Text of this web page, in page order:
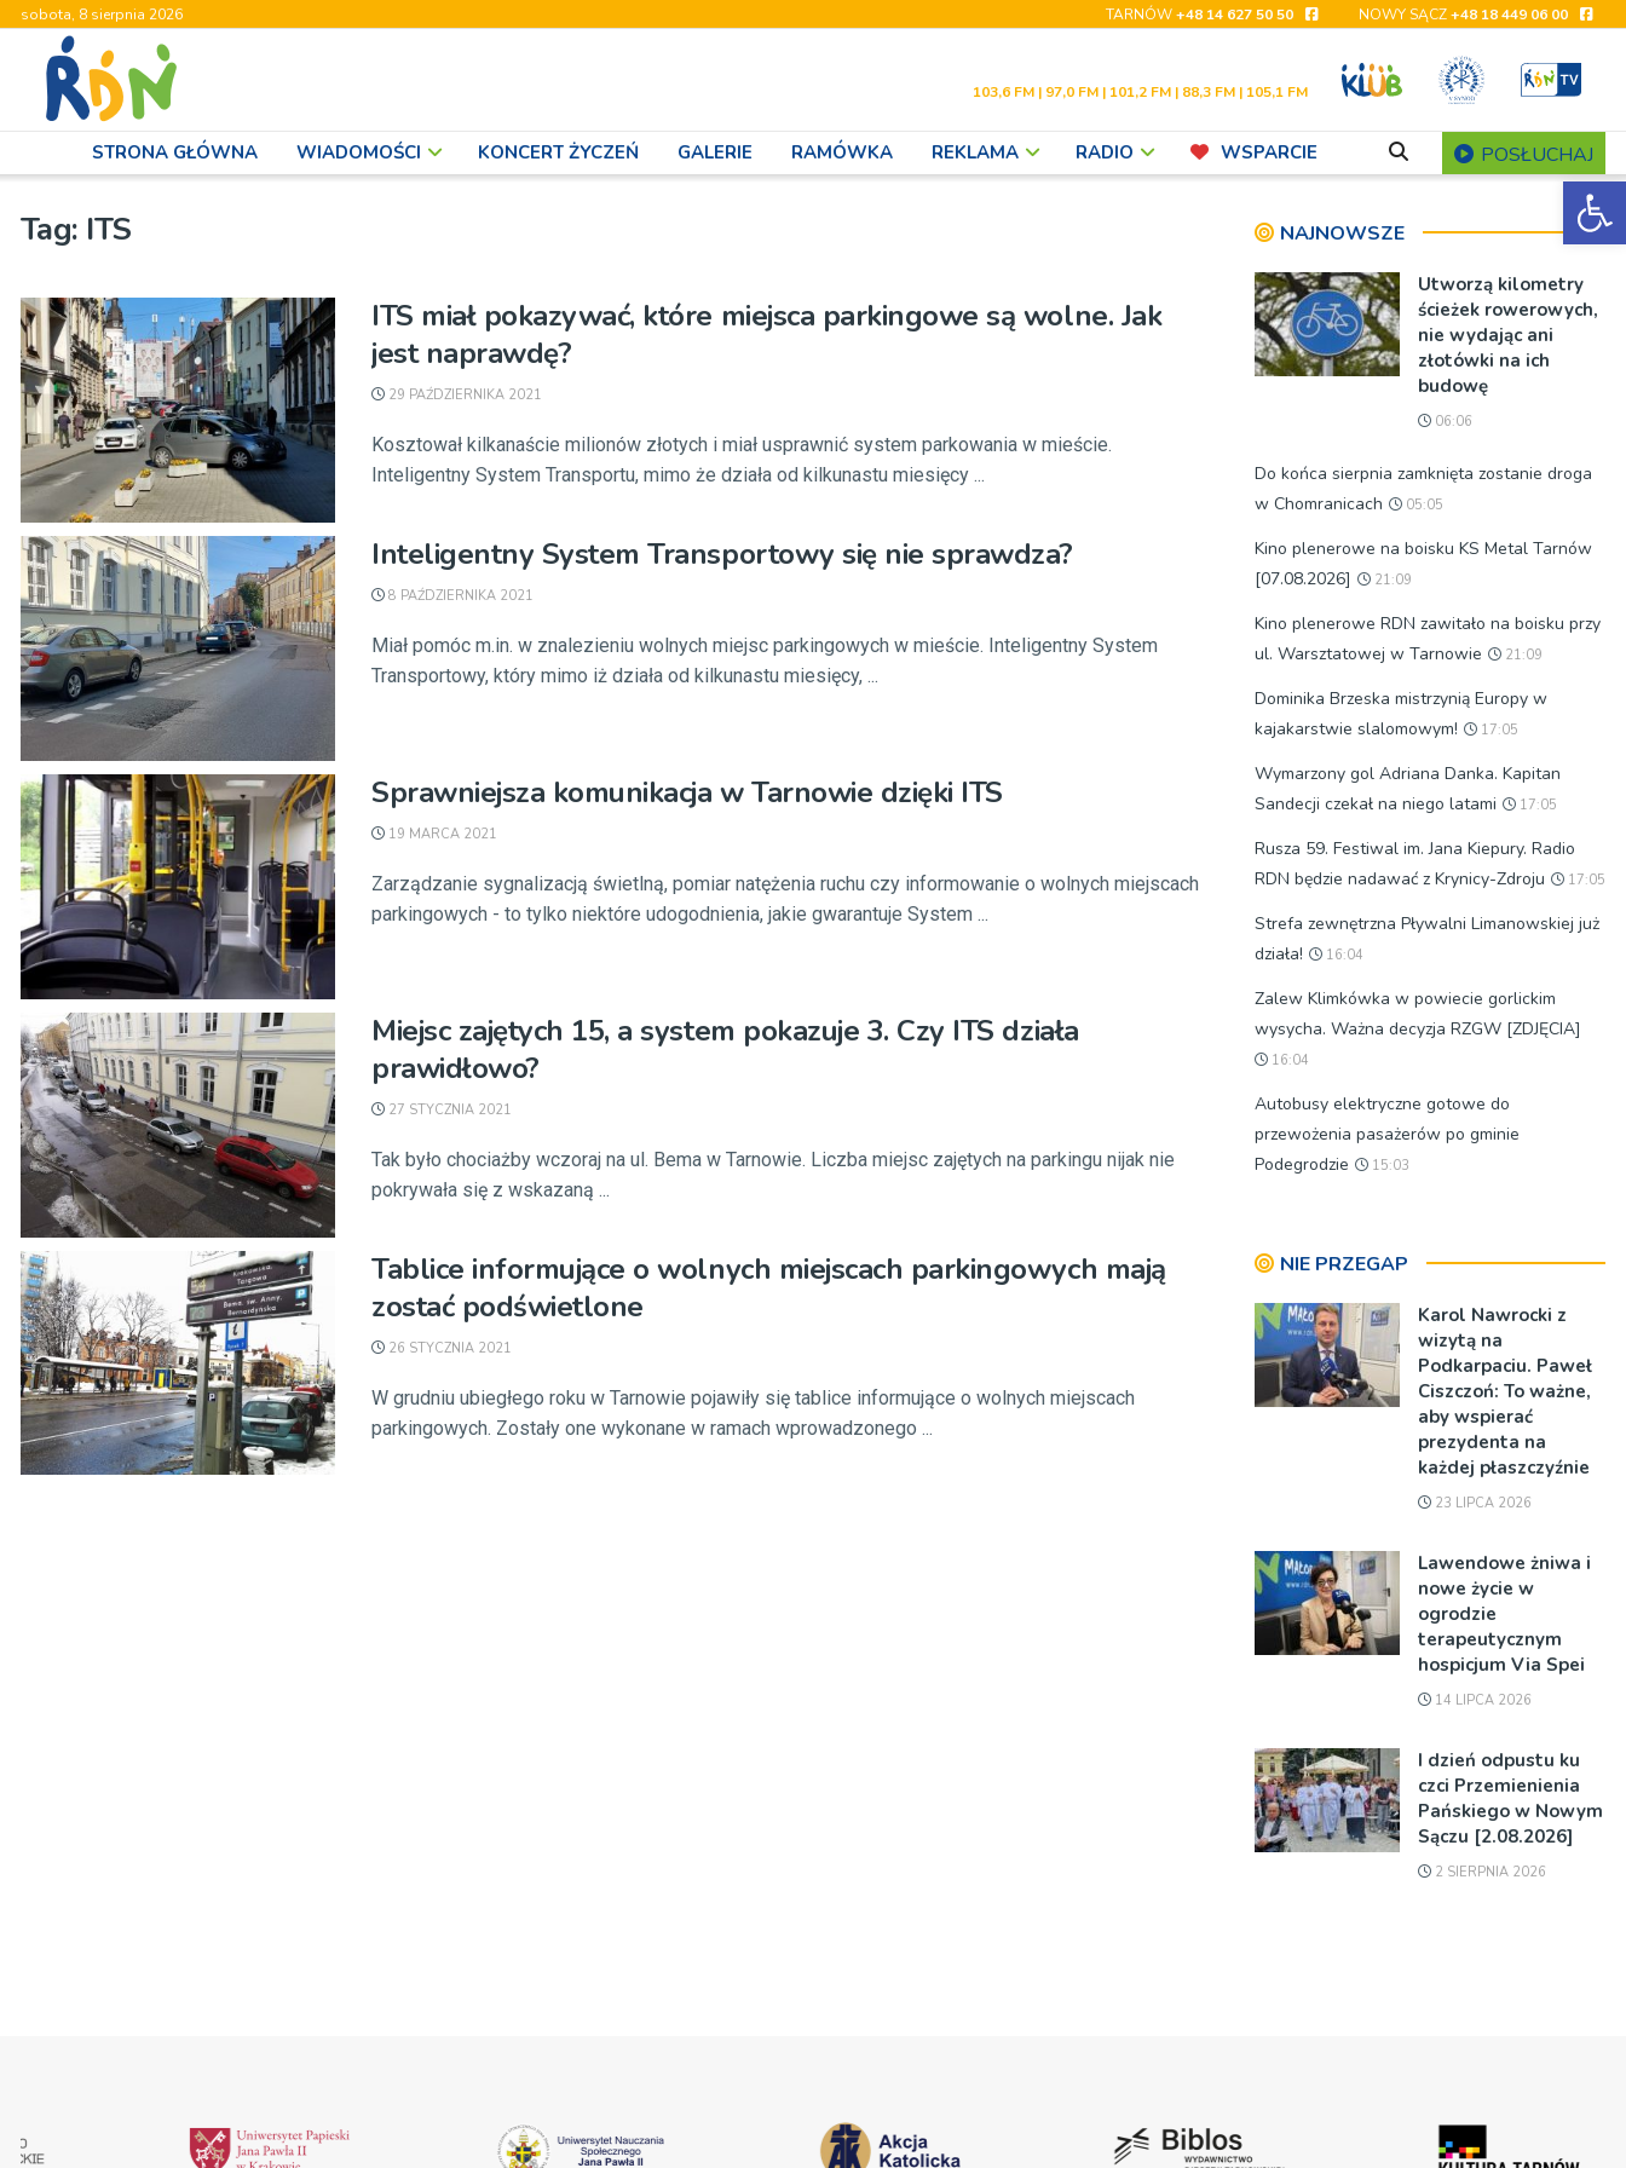
sobota, 8 sierpnia 2026 TARNÓW+48 14 627 50 50 NOWY SĄCZ+48 18 449 06 00
103,6 FM | 97,0 FM | 101,2 FM | 88,3 FM | 105,1 FM
STRONA GŁÓWNA WIADOMOŚCI KONCERT ŻYCZEŃ GALERIE RAMÓWKA REKLAMA RADIO WSPARCIE POSŁUCHAJ
Tag: ITS
ITS miał pokazywać, które miejsca parkingowe są wolne. Jak
jest naprawdę?
29 PAŹDZIERNIKA 2021
Kosztował kilkanaście milionów złotych i miał usprawnić system parkowania w mieście.
Inteligentny System Transportu, mimo że działa od kilkunastu miesięcy ...
Inteligentny System Transportowy się nie sprawdza?
8 PAŹDZIERNIKA 2021
Miał pomóc m.in. w znalezieniu wolnych miejsc parkingowych w mieście. Inteligentny System
Transportowy, który mimo iż działa od kilkunastu miesięcy, ...
Sprawniejsza komunikacja w Tarnowie dzięki ITS
19 MARCA 2021
Zarządzanie sygnalizacją świetlną, pomiar natężenia ruchu czy informowanie o wolnych miejscach
parkingowych - to tylko niektóre udogodnienia, jakie gwarantuje System ...
Miejsc zajętych 15, a system pokazuje 3. Czy ITS działa
prawidłowo?
27 STYCZNIA 2021
Tak było chociażby wczoraj na ul. Bema w Tarnowie. Liczba miejsc zajętych na parkingu nijak nie
pokrywała się z wskazaną ...
Tablice informujące o wolnych miejscach parkingowych mają
zostać podświetlone
26 STYCZNIA 2021
W grudniu ubiegłego roku w Tarnowie pojawiły się tablice informujące o wolnych miejscach
parkingowych. Zostały one wykonane w ramach wprowadzonego ...
NAJNOWSZE
Utworzą kilometry
ścieżek rowerowych,
nie wydając ani
złotówki na ich
budowę
06:06
Do końca sierpnia zamknięta zostanie droga
w Chomranicach
05:05
Kino plenerowe na boisku KS Metal Tarnów
[07.08.2026]
21:09
Kino plenerowe RDN zawitało na boisku przy
ul. Warsztatowej w Tarnowie
21:09
Dominika Brzeska mistrzynią Europy w
kajakarstwie slalomowym!
17:05
Wymarzony gol Adriana Danka. Kapitan
Sandecji czekał na niego latami
17:05
Rusza 59. Festiwal im. Jana Kiepury. Radio
RDN będzie nadawać z Krynicy-Zdroju
17:05
Strefa zewnętrzna Pływalni Limanowskiej już
działa!
16:04
Zalew Klimkówka w powiecie gorlickim
wysycha. Ważna decyzja RZGW [ZDJĘCIA]
16:04
Autobusy elektryczne gotowe do
przewożenia pasażerów po gminie
Podegrodzie
15:03
NIE PRZEGAP
Karol Nawrocki z
wizytą na
Podkarpaciu. Paweł
Ciszczoń: To ważne,
aby wspierać
prezydenta na
każdej płaszczyźnie
23 LIPCA 2026
Lawendowe żniwa i
nowe życie w
ogrodzie
terapeutycznym
hospicjum Via Spei
14 LIPCA 2026
I dzień odpustu ku
czci Przemienienia
Pańskiego w Nowym
Sączu [2.08.2026]
2 SIERPNIA 2026